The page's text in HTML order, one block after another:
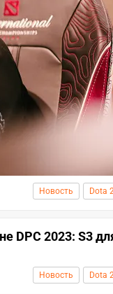
Новость Dota
DPC 2023: S3
Новость Dota